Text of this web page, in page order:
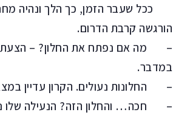
ככל שעבר הזמן, כך הלך ונהיה
הורגשה קרבת הדרום.
– מה אם נפתח את החלון? –
במדבר.
– החלונות נעולים. הקרון עדיין
– חכה… והחלון הזה? הנעילה שלו